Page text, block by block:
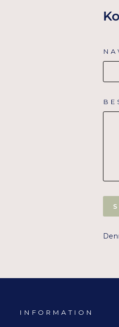
INFORMATION